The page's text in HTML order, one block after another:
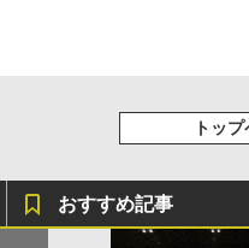
トッ
おすすめ記事